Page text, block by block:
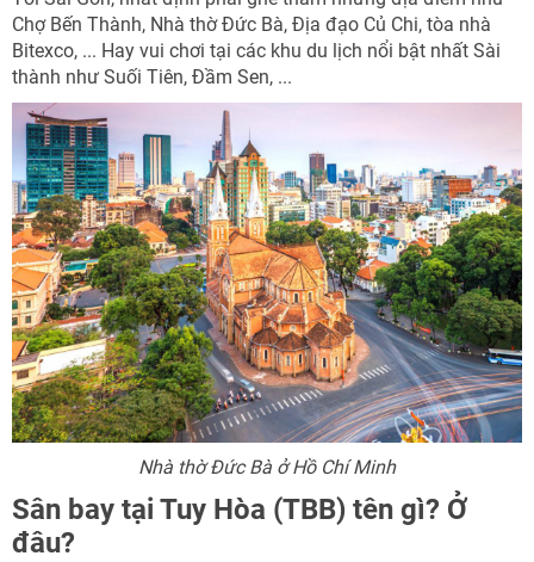
Chợ Bến Thành, Nhà thờ Đức Bà, Địa đạo Củ Chi, tòa nhà
Bitexco, ... Hay vui chơi tại các khu du lịch nổi bật nhất Sài
thành như Suối Tiên, Đầm Sen, ...
Nhà thờ Đức Bà ở Hồ Chí Minh
Sân bay tại Tuy Hòa (TBB) tên gì? Ở
đâu?